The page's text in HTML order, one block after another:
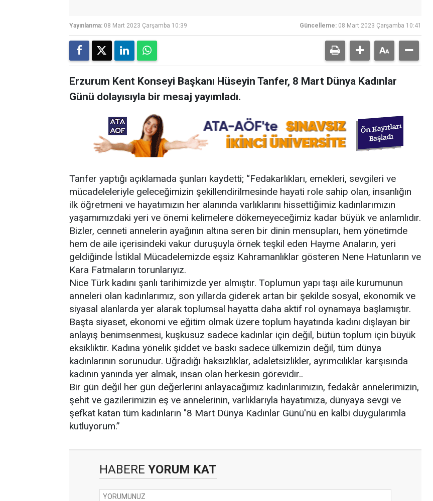
Yayınlanma: 08 Mart 2023 Çarşamba 10:39 Güncelleme: 08 Mart 2023 Çarşamba 10:41
Erzurum Kent Konseyi Başkanı Hüseyin Tanfer, 8 Mart Dünya Kadınlar
Günü dolayısıyla bir mesaj yayımladı.
Tanfer yaptığı açıklamada şunları kaydetti; “Fedakarlıkları, emekleri, sevgileri ve
mücadeleleriyle geleceğimizin şekillendirilmesinde hayati role sahip olan, insanlığın
ilk öğretmeni ve hayatımızın her alanında varlıklarını hissettiğimiz kadınlarımızın
yaşamımızdaki yeri ve önemi kelimelere dökemeyeceğimiz kadar büyük ve anlamlıdır.
Bizler, cenneti annelerin ayağının altına seren bir dinin mensupları, hem yönetimde
hem de aile içerisindeki vakur duruşuyla örnek teşkil eden Hayme Anaların, yeri
geldiğinde İstiklal Mücadelemizde eşsiz Kahramanlıklar gösteren Nene Hatunların ve
Kara Fatmaların torunlarıyız.
Nice Türk kadını şanlı tarihimizde yer almıştır. Toplumun yapı taşı aile kurumunun
anneleri olan kadınlarımız, son yıllarda giderek artan bir şekilde sosyal, ekonomik ve
siyasal alanlarda yer alarak toplumsal hayatta daha aktif rol oynamaya başlamıştır.
Başta siyaset, ekonomi ve eğitim olmak üzere toplum hayatında kadını dışlayan bir
anlayış benimsenmesi, kuşkusuz sadece kadınlar için değil, bütün toplum için büyük
eksikliktir. Kadına yönelik şiddet ve baskı sadece ülkemizin değil, tüm dünya
kadınlarının sorunudur. Uğradığı haksızlıklar, adaletsizlikler, ayrımcılıklar karşısında
kadının yanında yer almak, insan olan herkesin görevidir..
Bir gün değil her gün değerlerini anlayacağımız kadınlarımızın, fedakâr annelerimizin,
şehit ve gazilerimizin eş ve annelerinin, varlıklarıyla hayatımıza, dünyaya sevgi ve
şefkat katan tüm kadınların "8 Mart Dünya Kadınlar Günü'nü en kalbi duygularımla
kutluyorum.”
HABERE YORUM KAT